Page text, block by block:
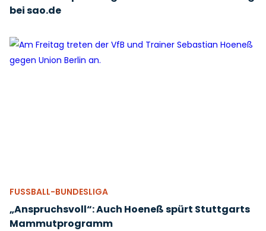
bei sao.de
FUSSBALL-BUNDESLIGA
„Anspruchsvoll“: Auch Hoeneß spürt Stuttgarts
Mammutprogramm